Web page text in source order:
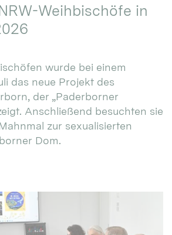
Weihbischöfe in
wurde bei einem
das neue Projekt des
der „Paderborner
Anschließend besuchten sie
zur sexualisierten
Dom.